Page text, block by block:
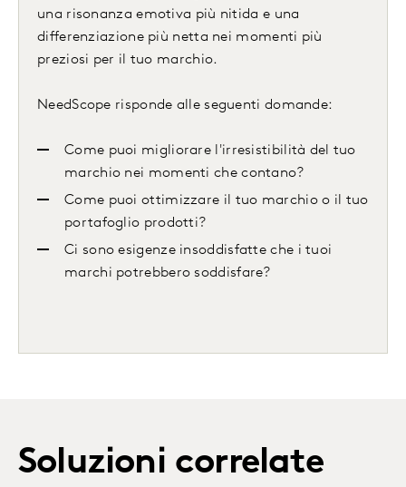
una risonanza emotiva più nitida e una
differenziazione più netta nei momenti più
preziosi per il tuo marchio.
NeedScope risponde alle seguenti domande:
Come puoi migliorare l'irresistibilità del tuo
marchio nei momenti che contano?
Come puoi ottimizzare il tuo marchio o il tuo
portafoglio prodotti?
Ci sono esigenze insoddisfatte che i tuoi
marchi potrebbero soddisfare?
Soluzioni correlate